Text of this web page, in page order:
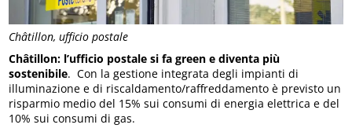
Châtillon, ufficio postale
Châtillon: l’ufficio postale si fa green e diventa più
sostenibile. Con la gestione integrata degli impianti di
illuminazione e di riscaldamento/raffreddamento è previsto un
risparmio medio del 15% sui consumi di energia elettrica e del
10% sui consumi di gas.